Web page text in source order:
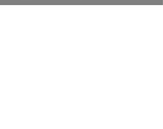
pour recevoir le cursus complet.